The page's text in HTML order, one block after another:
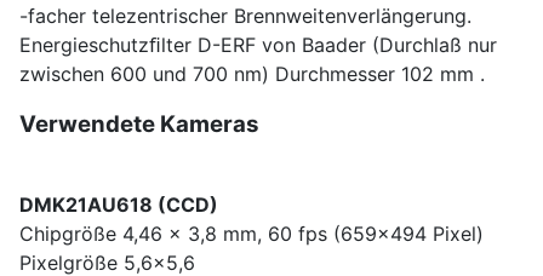
-facher telezentrischer Brennweitenverlängerung.
Energieschutzﬁlter D-ERF von Baader (Durchlaß nur
zwischen 600 und 700 nm) Durchmesser 102 mm .
Verwendete Kameras
DMK21AU618 (CCD)
Chipgröße 4,46 x 3,8 mm, 60 fps (659x494 Pixel)
Pixelgröße 5,6x5,6